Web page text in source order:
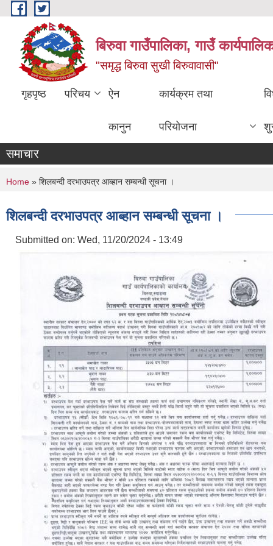
Skip to main content
बिरुवा गाउँपालिका, गाउँ
"समृद्ध बिरुवा सुखी बिरुवावासी"
गृहपृष्ठ परिचय ऐन
कानुन
कार्यक्रम तथा
परियोजना
समाचार
You are here
Home » शिलबन्दी दरभाउपत्र आब्हान सम्बन्धी सूचना ।
शिलबन्दी दरभाउपत्र आब्हान सम्बन्धी सूचना ।
Submitted on: Wed, 11/20/2024 - 13:49